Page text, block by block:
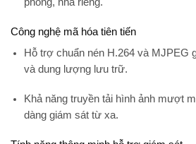
Công nghệ mã hóa tiên tiến
Hỗ trợ chuẩn nén H.264 và MJPEG
và dung lượng lưu trữ.
Khả năng truyền tải hình ảnh mượt
dàng giám sát từ xa.